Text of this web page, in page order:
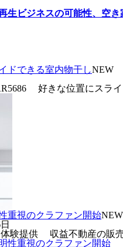
生ビジネスの可能性、空き
ドできる室内物干しNEW
好きな位置にスラ
重視のクラファン開始NEW
体験提供 収益不動産の販